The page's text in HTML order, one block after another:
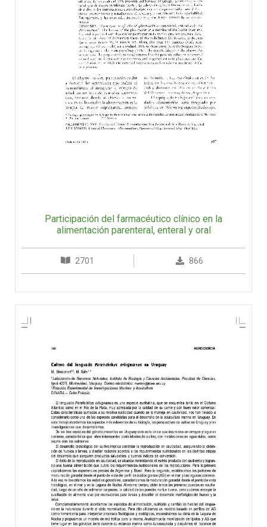
Participación del farmacéutico clínico en la
alimentación parenteral, enteral y oral
2701 866